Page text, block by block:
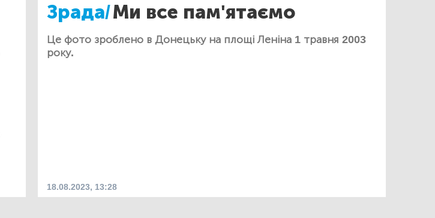
Зрада/Ми все пам'ятаємо
Це фото зроблено в Донецьку на площі Леніна 1 травня 2003
року.
18.08.2023, 13:28